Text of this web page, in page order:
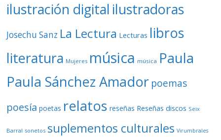
ilustración digital ilustradoras
Josechu Sanz La Lectura Lecturas libros
literatura Mujeres música música Paula
Paula Sánchez Amador poemas
poesía poetas relatos reseñas Reseñas discos Seix
Barral sonetos suplementos culturales Virumbrales